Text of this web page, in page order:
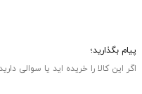
پیام بگذارید؛
اگر این کالا را خریده اید یا سوالی